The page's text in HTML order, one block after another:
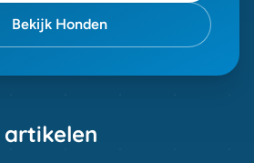
Bekijk Honden